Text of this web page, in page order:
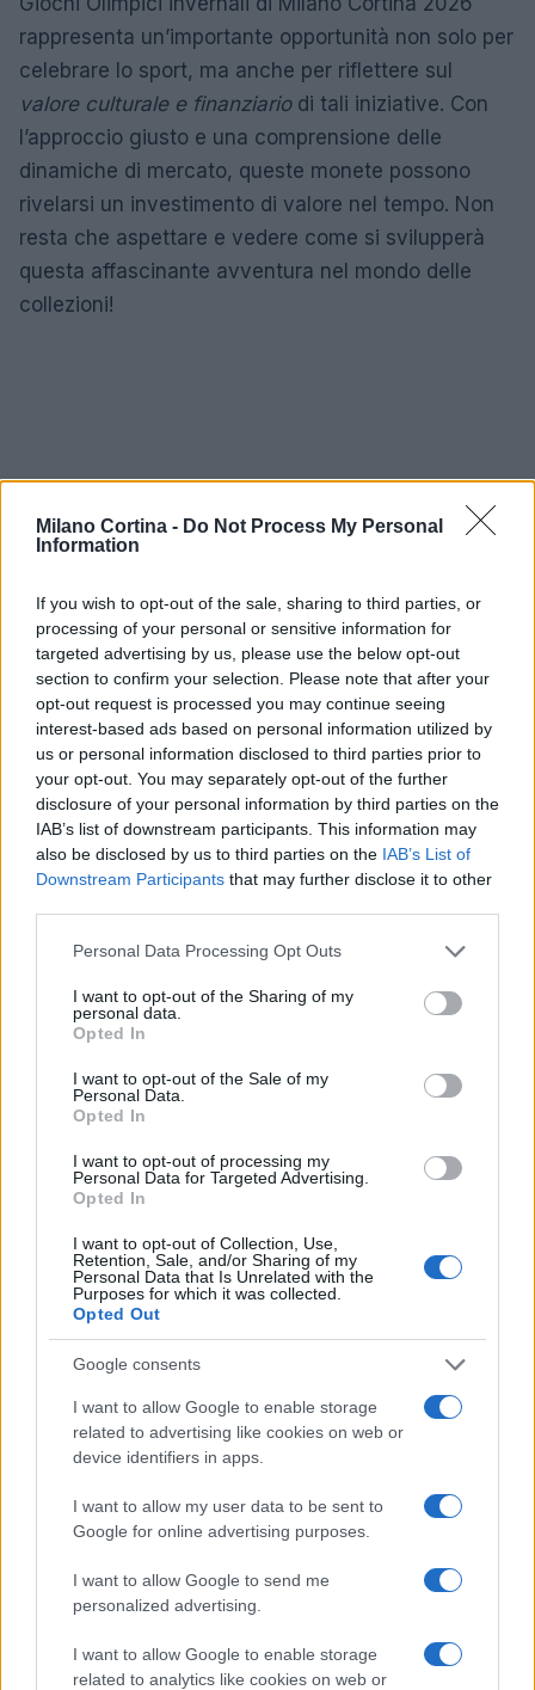
Milano Cortina - Do Not Process My Personal
Information
If you wish to opt-out of the sale, sharing to third parties, or
processing of your personal or sensitive information for
targeted advertising by us, please use the below opt-out
section to confirm your selection. Please note that after your
opt-out request is processed you may continue seeing
interest-based ads based on personal information utilized by
us or personal information disclosed to third parties prior to
your opt-out. You may separately opt-out of the further
disclosure of your personal information by third parties on the
IAB’s list of downstream participants. This information may
also be disclosed by us to third parties on the IAB’s List of
Downstream Participants that may further disclose it to other
Please note that this website/app uses one or more Google
not limited to your visit or usage behaviour. You may click to
grant or deny consent to Google and its third-party tags to
use your data for below specified purposes in below Google
consent section.
Personal Data Processing Opt Outs
I want to opt-out of the Sharing of my
personal data.
Opted In
I want to opt-out of the Sale of my
Personal Data.
Opted In
I want to opt-out of processing my
Personal Data for Targeted Advertising.
Opted In
I want to opt-out of Collection, Use,
Retention, Sale, and/or Sharing of my
Personal Data that Is Unrelated with the
Purposes for which it was collected.
Opted Out
Google consents
I want to allow Google to enable storage
related to advertising like cookies on web or
device identifiers in apps.
I want to allow my user data to be sent to
Google for online advertising purposes.
I want to allow Google to send me
personalized advertising.
I want to allow Google to enable storage
related to analytics like cookies on web or
rappresenta un’importante opportunità non solo per
celebrare lo sport, ma anche per riflettere sul
valore culturale e finanziariodi tali iniziative. Con
l’approccio giusto e una comprensione delle
dinamiche di mercato, queste monete possono
rivelarsi un investimento di valore nel tempo. Non
resta che aspettare e vedere come si svilupperà
questa affascinante avventura nel mondo delle
collezioni!
AUTORE
AiAdhubMedia
Continua a leggere